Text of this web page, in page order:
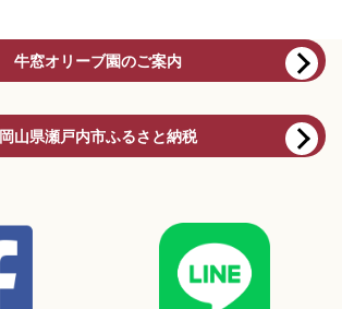
牛窓オリーブ園のご案内
岡山県瀬戸内市ふるさと納税